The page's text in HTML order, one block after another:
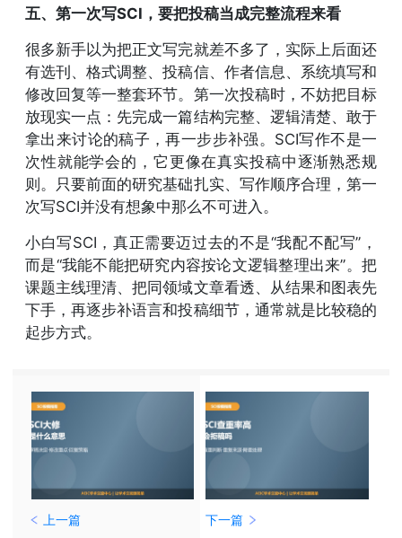
五、第一次写SCI，要把投稿当成完整流程来看
很多新手以为把正文写完就差不多了，实际上后面还
有选刊、格式调整、投稿信、作者信息、系统填写和
修改回复等一整套环节。第一次投稿时，不妨把目标
放现实一点：先完成一篇结构完整、逻辑清楚、敢于
拿出来讨论的稿子，再一步步补强。SCI写作不是一
次性就能学会的，它更像在真实投稿中逐渐熟悉规
则。只要前面的研究基础扎实、写作顺序合理，第一
次写SCI并没有想象中那么不可进入。
小白写SCI，真正需要迈过去的不是“我配不配写”，
而是“我能不能把研究内容按论文逻辑整理出来”。把
课题主线理清、把同领域文章看透、从结果和图表先
下手，再逐步补语言和投稿细节，通常就是比较稳的
起步方式。
上一篇
下一篇